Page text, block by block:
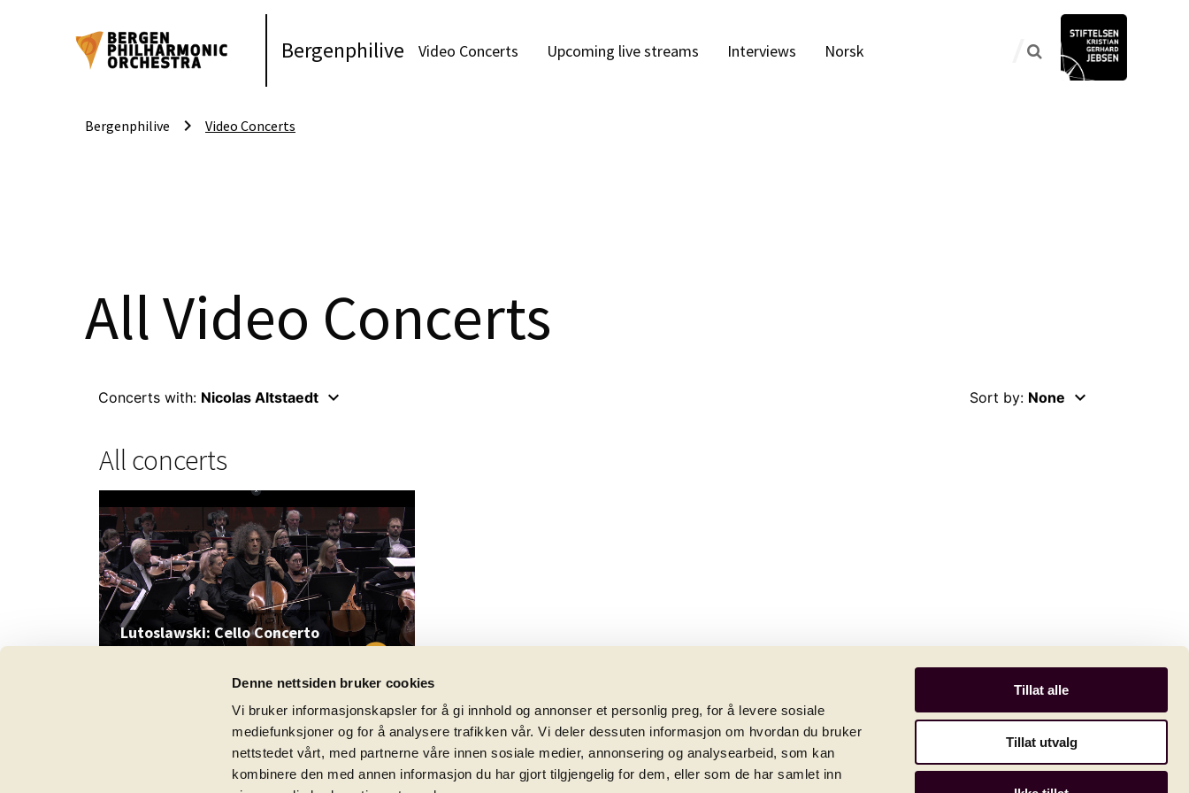
Denne nettsiden bruker cookies
Vi bruker informasjonskapsler for å gi innhold og annonser et personlig preg, for å levere sosiale
mediefunksjoner og for å analysere trafikken vår. Vi deler dessuten informasjon om hvordan du bruker
nettstedet vårt, med partnerne våre innen sosiale medier, annonsering og analysearbeid, som kan
kombinere den med annen informasjon du har gjort tilgjengelig for dem, eller som de har samlet inn
Tillat alle
Tillat utvalg
Bergenphilive Video Concerts Upcoming live streams Interviews Norsk
Bergenphilive keyboard_arrow_right Video Concerts
All Video Concerts
Concerts with: Nicolas Altstaedt keyboard_arrow_down Sort by: None keyboard_arrow_down
All concerts
Lutoslawski: Cello Concerto
play_circle_filled